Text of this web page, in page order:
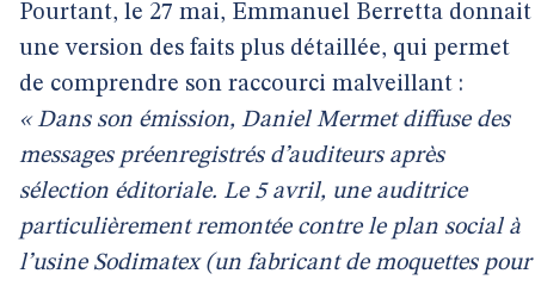
Pourtant, le 27 mai, Emmanuel Berretta donnait
une version des faits plus détaillée, qui permet
de comprendre son raccourci malveillant :
« Dans son émission, Daniel Mermet diffuse des
messages préenregistrés d’auditeurs après
sélection éditoriale. Le 5 avril, une auditrice
particulièrement remontée contre le plan social à
l’usine Sodimatex (un fabricant de moquettes pour